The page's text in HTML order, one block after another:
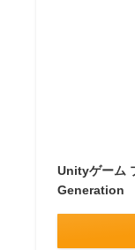
Unityゲーム
Generation